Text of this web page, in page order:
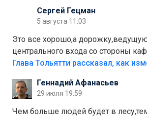
Сергей Гецман
5 августа 11:03
Это все хорошо,а
центрального входа со стороны
аттракционам слабо доделать?А
лежала в парке и испортилась.Да
украли.
Геннадий Афанасьев
29 июля 19:59
Чем больше людей будет в